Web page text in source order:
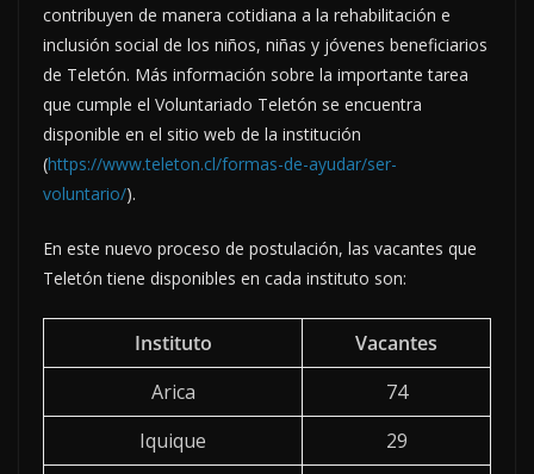
contribuyen de manera cotidiana a la rehabilitación e
inclusión social de los niños, niñas y jóvenes beneficiarios
de Teletón. Más información sobre la importante tarea
que cumple el Voluntariado Teletón se encuentra
disponible en el sitio web de la institución
(https://www.teleton.cl/formas-de-ayudar/ser-
voluntario/).
En este nuevo proceso de postulación, las vacantes que
Teletón tiene disponibles en cada instituto son:
Instituto
Vacantes
Arica
74
Iquique
29